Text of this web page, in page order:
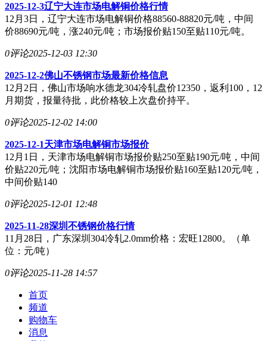
2025-12-3辽宁大连市场电解铜价格行情
12月3日，辽宁大连市场电解铜价格88560-88820元/吨，中间
价88690元/吨，涨240元/吨；市场报价贴150至贴110元/吨。
0评论2025-12-03 12:30
2025-12-2佛山不锈钢市场最新价格信息
12月2日，佛山市场响水德龙304冷轧盘价12350，返利100，12
月期货，报量待批，此价格较上次盘价持平。
0评论2025-12-02 14:00
2025-12-1天津市场电解铜市场报价
12月1日，天津市场电解铜市场报价贴250至贴190元/吨，中间
价贴220元/吨；沈阳市场电解铜市场报价贴160至贴120元/吨，
中间价贴140
0评论2025-12-01 12:48
2025-11-28深圳不锈钢价格行情
11月28日，广东深圳304冷轧2.0mm价格：宏旺12800。（单
位：元/吨）
0评论2025-11-28 14:57
首页
频道
购物车
消息